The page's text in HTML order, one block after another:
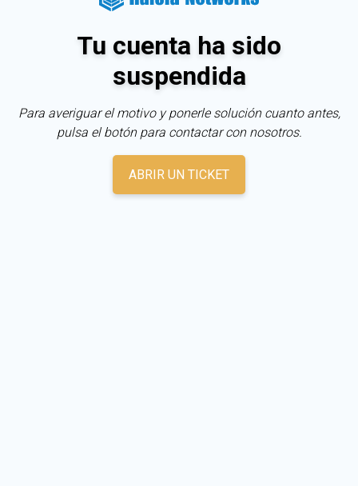
Tu cuenta ha sido
suspendida
Para averiguar el motivo y ponerle solución cuanto antes,
pulsa el botón para contactar con nosotros.
ABRIR UN TICKET